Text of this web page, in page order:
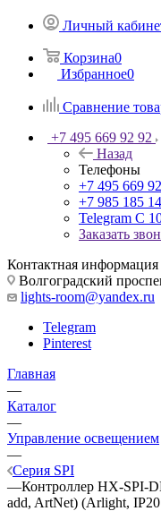
Личный
Корзина0
Избранное0
Сравнение
+7 495 669 92 92
Назад
Телефоны
+7 495 669
+7 985 185
Telegram С
Заказать
Контактная информация
Волгоградский
lights-room@yandex.ru
Telegram
Pinterest
Главная
—
Каталог
—
Управление освещением
—
Серия SPI
—Контроллер HX-SPI-
add, ArtNet) (Arlight,